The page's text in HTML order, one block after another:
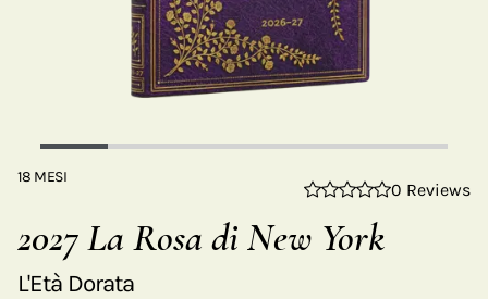
18 MESI
0 Reviews
2027 La Rosa di New York
L'Età Dorata